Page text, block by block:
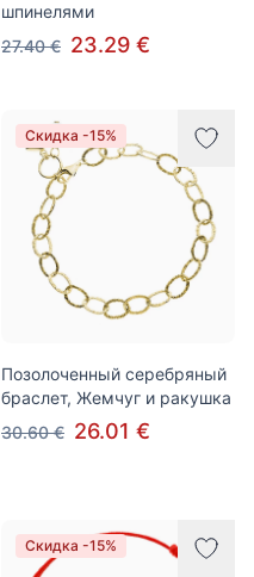
шпинелями
27.40 € 23.29 €
Скидка -15%
Позолоченный серебряный
браслет, Жемчуг и ракушка
30.60 € 26.01 €
Скидка -15%